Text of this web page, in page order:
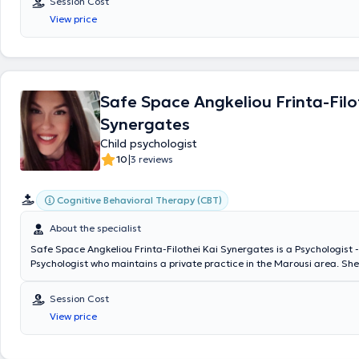
adversities (such as divorce, illness, loss); and, more generally, children
difficulty recognizing, expressing, and understanding their own and
particularly benefit from these psychoeducational programs.
View price
Safe Space Angkeliou Frinta-
Synergates
Child psychologist
10|3 reviews
Cognitive Behavioral Therapy (CBT)
About the specialist
Safe Space Angkeliou Frinta-Filothei Kai Synergates is a Psychologist
Psychologist who maintains a private practice in the Marousi area.
London, and holds a master's degree in Clinical and Developmental
from the University of Central Lancashire. Additionally, she has
Cognitive Behavioral Psychotherapy following four years of training at
Applied Psychotherapy and Counseling. Throughout her professional
Session Cost
View price